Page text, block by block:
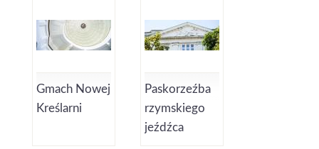
Gmach Nowej
Kreślarni
Paskorzeźba
rzymskiego
jeźdźca